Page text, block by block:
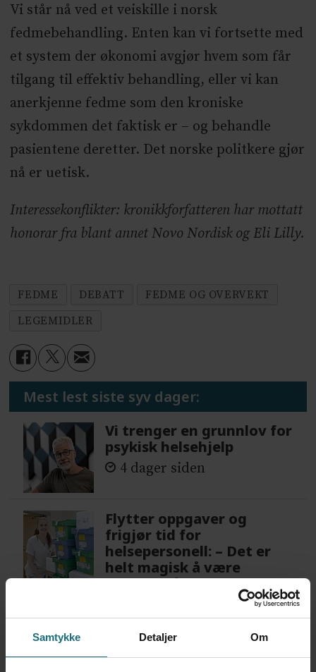
Samtykke Detaljer Om
Vi står nå ved et veiskille i norsk
fedmebehandling. Enten kan vi fortsette med
et system der økonomi avgjør hvem som får
tilgang til effektiv behandling, eller vi kan
anerkjenne fedme som den kroniske
sykdommen det faktisk er – og behandle
pasientene deretter. Det norske politkere gjør
nå er uetisk.
Interessekonflikter: kronikkforfatteren har mottatt
honorar fra blant annet Novo Nordisk og Eli Lilly.
FEDME DEBATT
FEDME OG OVERVEKT
LEGEMIDLER
Mest lest siste syv dager:
Vi trenger en grunnlov for
psykisk helsehjelp
4 dager siden
Flytter oppgaver og
frigjør tid for
helsepersonell: – Det er
helt magisk å være
forvakt nå
Var alene på vakt i tre
måneder – i en 16-fots